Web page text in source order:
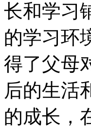
长和学习
的学习环
得了父母
后的生活
的成长，